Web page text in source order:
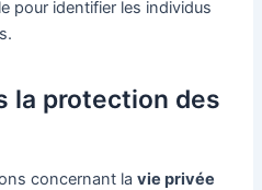
pour identifier les individus
la protection des
concernant lavie privée